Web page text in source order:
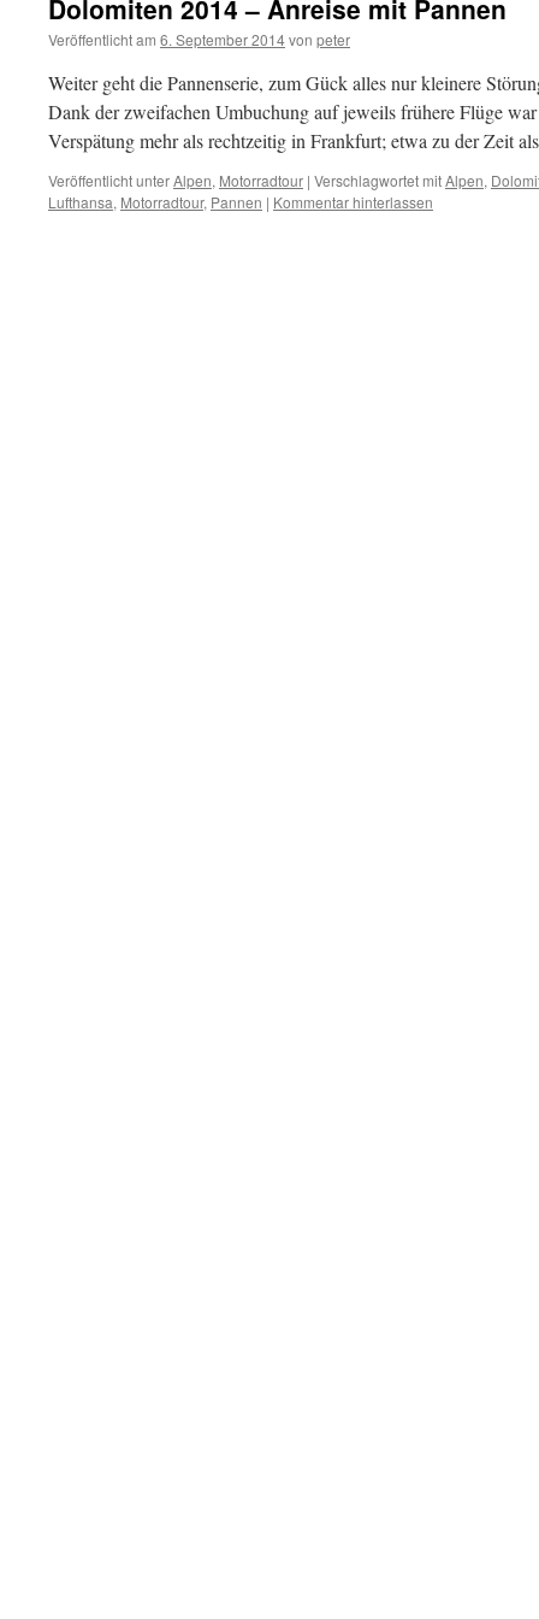
Dolomiten 2014 – Anreise mit Pannen
Veröffentlicht am 6. September 2014von peter
Weiter geht die Pannenserie, zum Gück alles nur kleinere
Dank der zweifachen Umbuchung auf jeweils frühere Flüge
Verspätung mehr als rechtzeitig in Frankfurt; etwa zu der Zeit
Veröffentlicht unterAlpen, Motorradtour | Verschlagwortet mitAlpen,
Lufthansa, Motorradtour, Pannen | Kommentar hinterlassen